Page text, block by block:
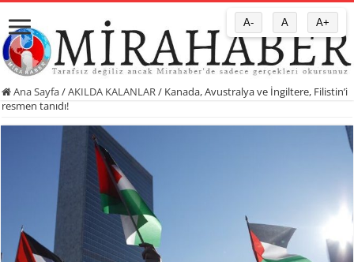
Ana Sayfa/AKILDA KALANLAR / Kanada, Avustralya ve İngiltere, Filistin’i
resmen tanıdı!
A- A A+